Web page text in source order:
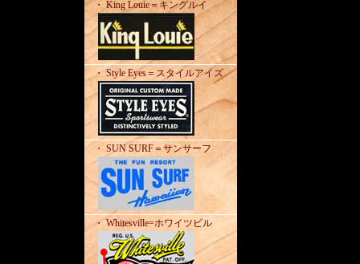
・ King Louie＝キングルイ
・ Style Eyes＝スタイルアイズ
・ SUN SURF＝サンサーフ
・ Whitesville=ホワイツビル